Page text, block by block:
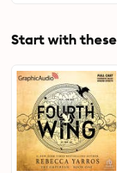
Start with these